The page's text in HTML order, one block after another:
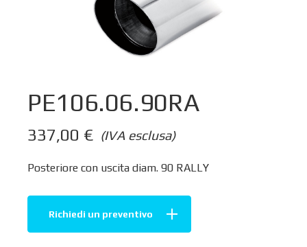
PE106.06.90RA
(IVA esclusa)
337,00 €
Posteriore con uscita diam. 90 RALLY
Richiedi un preventivo